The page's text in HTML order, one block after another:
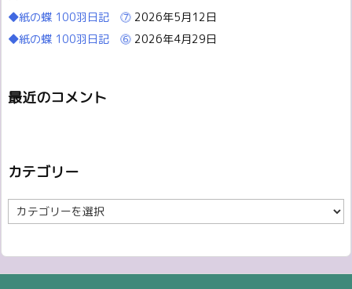
◆紙の蝶 100羽日記 ⓻ 2026年5月12日
◆紙の蝶 100羽日記 ⓺ 2026年4月29日
最近のコメント
カテゴリー
カ
テ
リ